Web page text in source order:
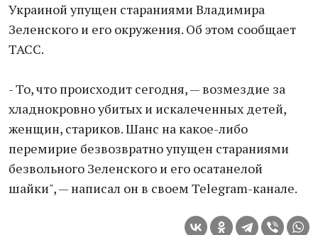
Украиной упущен стараниями Владимира
Зеленского и его окружения. Об этом сообщает
ТАСС.
- То, что происходит сегодня, — возмездие за
хладнокровно убитых и искалеченных детей,
женщин, стариков. Шанс на какое-либо
перемирие безвозвратно упущен стараниями
безвольного Зеленского и его осатанелой
шайки", — написал он в своем Telegram-канале.